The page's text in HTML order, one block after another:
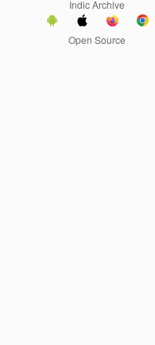
Indic Archive
Open Source